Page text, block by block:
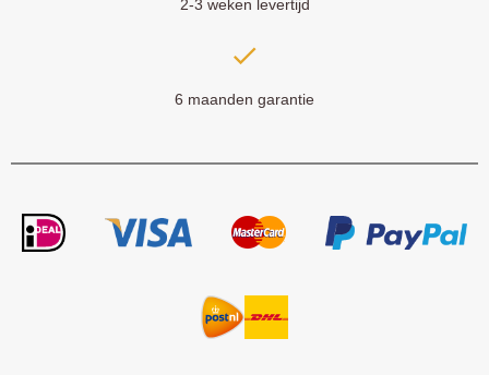
2-3 weken levertijd
6 maanden garantie